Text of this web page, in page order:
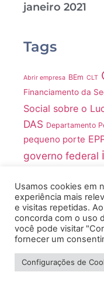
janeiro 2021
Tags
Abrir empresa BEm CLT
Financiamento da
Social sobre o
DAS Departamento
pequeno porte
governo federal
IPI IR IR 2021 IRPJ
Medida Provisória
Microempreendedor
da Economia
MP
Receita
Usamos cookies em
experiência mais
e visitas repetidas.
concorda com o uso
você pode visitar
fornecer um
Configurações de